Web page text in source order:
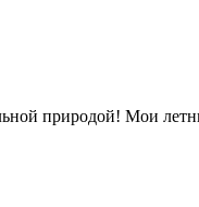
природой! Мои